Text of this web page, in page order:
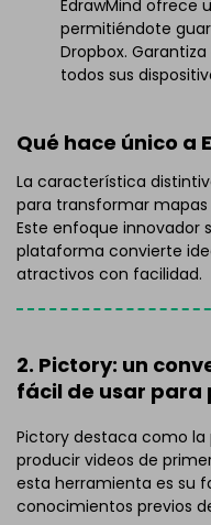
EdrawMind ofrece
permitiéndote
Dropbox.
todos sus
Qué hace único a
La característica
para transformar
Este enfoque innovador
plataforma convierte
atractivos con facilidad.
2. Pictory: un
fácil de usar para
Pictory destaca como
producir videos de
esta herramienta es su
conocimientos previos